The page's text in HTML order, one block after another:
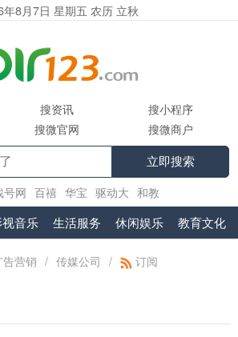
年8月7日 星期五 农历 立秋
搜资讯
搜小程序
搜微官网 搜微商户
立即搜索
号网 百禧 华宝 驱动大 和教
讯企业邮箱服务商
音乐 生活服务 休闲娱乐 教育文化
告营销 / 传媒公司 / 订阅